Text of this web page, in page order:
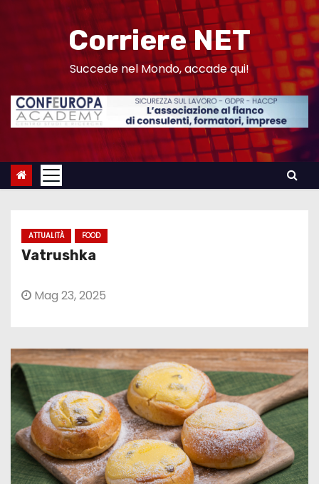
n
Corriere NET
Succede nel Mondo, accade qui!
ATTUALITÀ FOOD
Vatrushka
Mag 23, 2025